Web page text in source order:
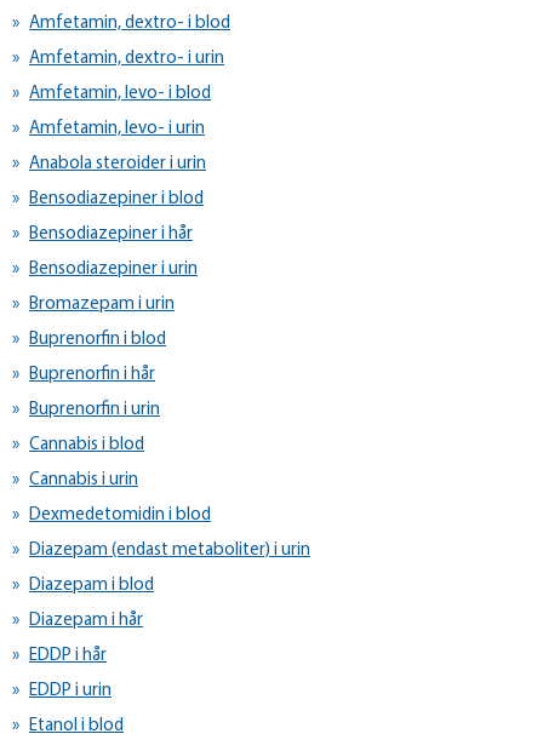
Amfetamin, dextro- i blod
Amfetamin, dextro- i urin
Amfetamin, levo- i blod
Amfetamin, levo- i urin
Anabola steroider i urin
Bensodiazepiner i blod
Bensodiazepiner i hår
Bensodiazepiner i urin
Bromazepam i urin
Buprenorfin i blod
Buprenorfin i hår
Buprenorfin i urin
Cannabis i blod
Cannabis i urin
Dexmedetomidin i blod
Diazepam (endast metaboliter) i urin
Diazepam i blod
Diazepam i hår
EDDP i hår
EDDP i urin
Etanol i blod